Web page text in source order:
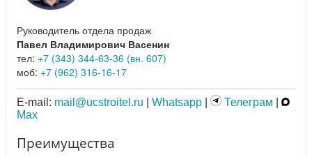
Руководитель отдела продаж
Павел Владимирович Васенин
тел: +7 (343) 344-63-36 (вн. 607)
моб: +7 (962) 316-16-17
E-mail: mail@ucstroitel.ru Whatsapp Телеграм
Max
Преимущества